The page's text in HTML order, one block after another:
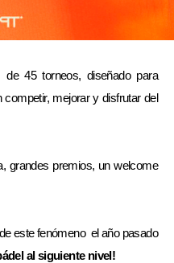
45 torneos, diseñado para
mejorar y disfrutar del
grandes premios, un welcome
este fenómeno el año pasado
al siguiente nivel!